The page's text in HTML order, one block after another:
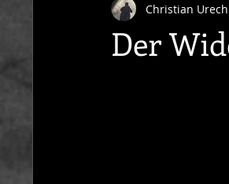
Kunst
Der
Christian Urech